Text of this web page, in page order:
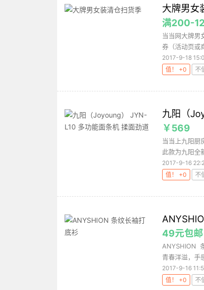
大牌男女
满200-
当当网大牌
券（活动页或
2017-9-18
值！ +0
不
九阳（
￥569
当当上九阳厨
此款为九阳全
2017-9-16
值！ +0
不
49元包邮
ANYSHION
青春洋溢，手
2017-9-16
值！ +0
不